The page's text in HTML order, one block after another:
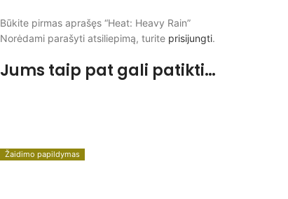
Būkite pirmas aprašęs “Heat: Heavy Rain”
Norėdami parašyti atsiliepimą, turite prisijungti.
Jums taip pat gali patikti…
Žaidimo papildymas